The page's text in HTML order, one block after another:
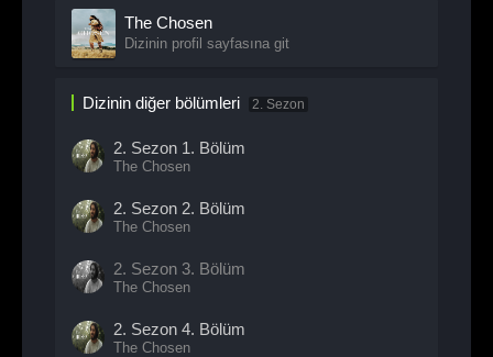
The Chosen
Dizinin profil sayfasına git
Dizinin diğer bölümleri 2. Sezon
2. Sezon 1. Bölüm
The Chosen
2. Sezon 2. Bölüm
The Chosen
2. Sezon 3. Bölüm
The Chosen
2. Sezon 4. Bölüm
The Chosen